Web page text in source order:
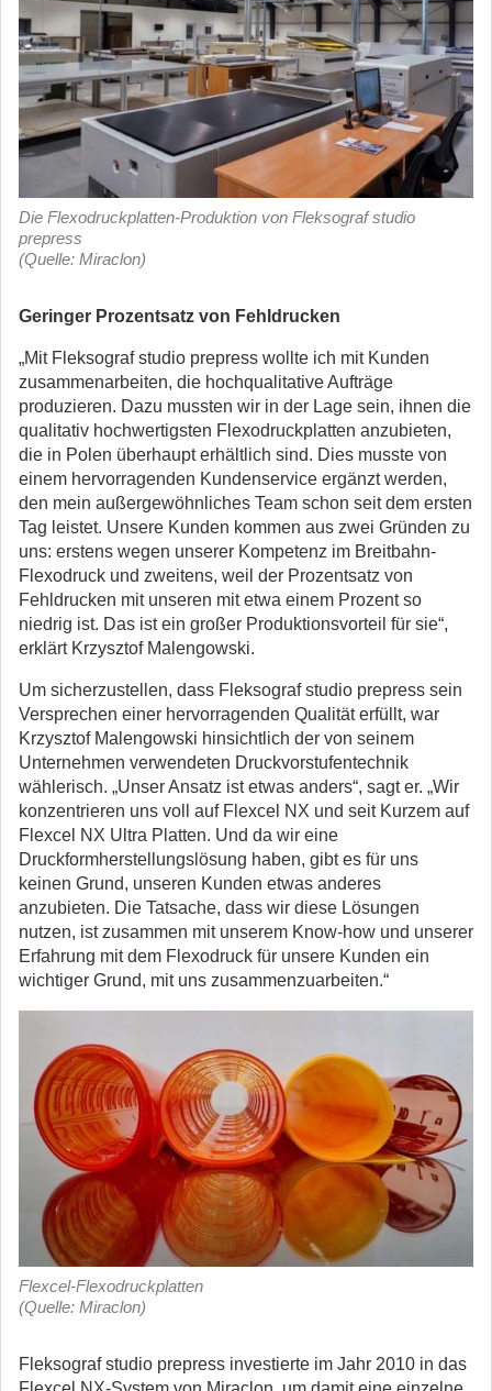
Die Flexodruckplatten-Produktion von Fleksograf studio
prepress
(Quelle: Miraclon)
Geringer Prozentsatz von Fehldrucken
„Mit Fleksograf studio prepress wollte ich mit Kunden
zusammenarbeiten, die hochqualitative Aufträge
produzieren. Dazu mussten wir in der Lage sein, ihnen die
qualitativ hochwertigsten Flexodruckplatten anzubieten,
die in Polen überhaupt erhältlich sind. Dies musste von
einem hervorragenden Kundenservice ergänzt werden,
den mein außergewöhnliches Team schon seit dem ersten
Tag leistet. Unsere Kunden kommen aus zwei Gründen zu
uns: erstens wegen unserer Kompetenz im Breitbahn-
Flexodruck und zweitens, weil der Prozentsatz von
Fehldrucken mit unseren mit etwa einem Prozent so
niedrig ist. Das ist ein großer Produktionsvorteil für sie“,
erklärt Krzysztof Malengowski.
Um sicherzustellen, dass Fleksograf studio prepress sein
Versprechen einer hervorragenden Qualität erfüllt, war
Krzysztof Malengowski hinsichtlich der von seinem
Unternehmen verwendeten Druckvorstufentechnik
wählerisch. „Unser Ansatz ist etwas anders“, sagt er. „Wir
konzentrieren uns voll auf Flexcel NX und seit Kurzem auf
Flexcel NX Ultra Platten. Und da wir eine
Druckformherstellungslösung haben, gibt es für uns
keinen Grund, unseren Kunden etwas anderes
anzubieten. Die Tatsache, dass wir diese Lösungen
nutzen, ist zusammen mit unserem Know-how und unserer
Erfahrung mit dem Flexodruck für unsere Kunden ein
wichtiger Grund, mit uns zusammenzuarbeiten.“
Flexcel-Flexodruckplatten
(Quelle: Miraclon)
Fleksograf studio prepress investierte im Jahr 2010 in das